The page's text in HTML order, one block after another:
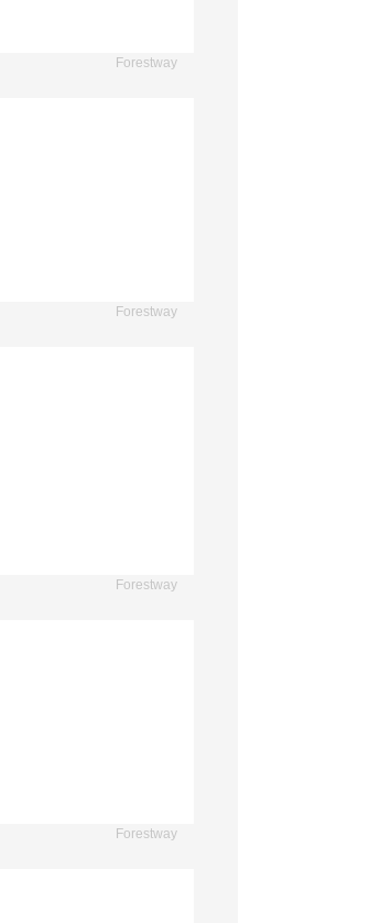
Forestway
Forestway
Forestway
Forestway